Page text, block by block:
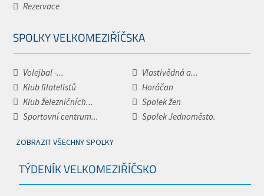
Rezervace
SPOLKY VELKOMEZIŘÍČSKA
Volejbal -...
Vlastivědná a...
Klub filatelistů
Horáčan
Klub železničních...
Spolek žen
Sportovní centrum...
Spolek Jednoměsto.
ZOBRAZIT VŠECHNY SPOLKY
TÝDENÍK VELKOMEZIŘÍČSKO